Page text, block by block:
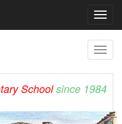
School since 1984